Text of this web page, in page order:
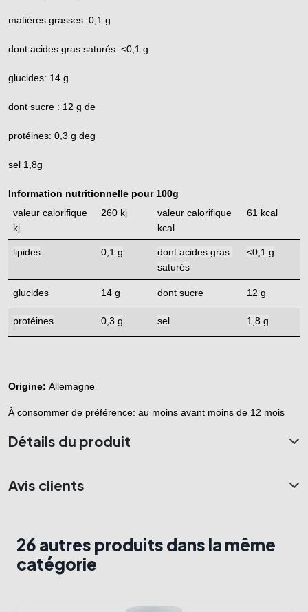
matières grasses: 0,1 g
dont acides gras saturés: <0,1 g
glucides: 14 g
dont sucre : 12 g de
protéines: 0,3 g deg
sel 1,8g
Information nutritionnelle pour 100g
valeur calorifique
kj
260 kj
valeur calorifique
kcal
61 kcal
lipides 0,1 g
dont acides gras
saturés
<0,1 g
glucides 14 g dont sucre 12 g
protéines 0,3 g sel 1,8 g
Origine: Allemagne
À consommer de préférence: au moins avant moins de 12 mois
Détails du produit
Avis clients
26 autres produits dans la même
catégorie